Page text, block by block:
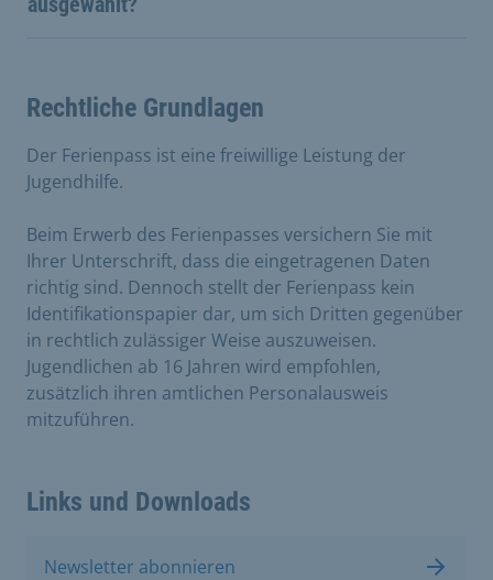
Rechtliche Grundlagen
Der Ferienpass ist eine freiwillige Leistung der
Jugendhilfe.
Beim Erwerb des Ferienpasses versichern Sie mit
Ihrer Unterschrift, dass die eingetragenen Daten
richtig sind. Dennoch stellt der Ferienpass kein
Identifikationspapier dar, um sich Dritten gegenüber
in rechtlich zulässiger Weise auszuweisen.
Jugendlichen ab 16 Jahren wird empfohlen,
zusätzlich ihren amtlichen Personalausweis
mitzuführen.
Links und Downloads
Newsletter abonnieren